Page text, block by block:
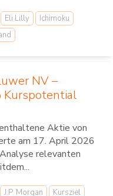
Eli Lilly
Ichimoku
NV –
Kurspotential
Aktie von
am 17. April 2026
relevanten
J.P. Morgan
Kursziel